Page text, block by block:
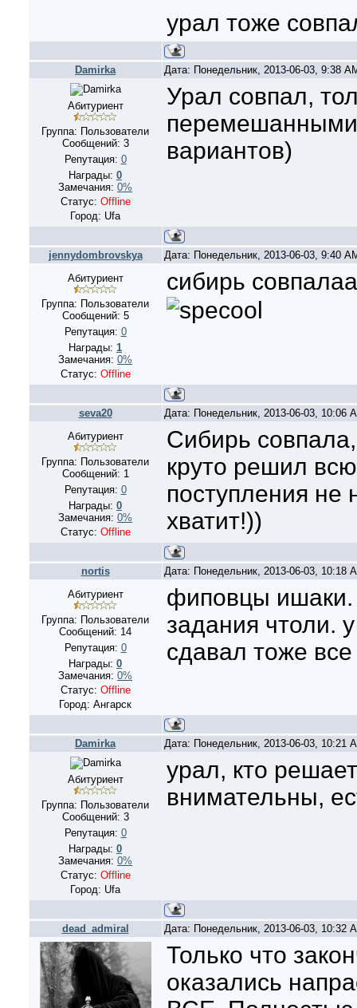
урал тоже
Damirka Дата: Понедельник, 2013-06-03, 9:38
Абитуриент
Группа: Пользователи
Сообщений: 3
Репутация: 0
Награды: 0
Замечания: 0%
Статус: Offline
Город: Ufa
Урал совпал,
вариантов)
jennydombrovskya
Дата: Понедельник, 2013-06-03, 9:40
Абитуриент
Группа: Пользователи
Сообщений: 5
Репутация: 0
Награды: 1
Замечания: 0%
Статус: Offline
сибирь
seva20
Дата: Понедельник, 2013-06-03, 10:06
Абитуриент
Группа: Пользователи
Сообщений: 1
Репутация: 0
Награды: 0
Замечания: 0%
Статус: Offline
Сибирь
круто решил
поступления не
хватит!))
nortis
Дата: Понедельник, 2013-06-03, 10:18
Абитуриент
Группа: Пользователи
Сообщений: 14
Репутация: 0
Награды: 0
Замечания: 0%
Статус: Offline
Город: Ангарск
фиповцы
задания чтоли.
сдавал тоже
Damirka Дата: Понедельник, 2013-06-03, 10:21
Абитуриент
Группа: Пользователи
Сообщений: 3
Репутация: 0
Награды: 0
Замечания: 0%
Статус: Offline
Город: Ufa
урал, кто
внимательны,
dead_admiral Дата: Понедельник, 2013-06-03, 10:32
Только что
оказались